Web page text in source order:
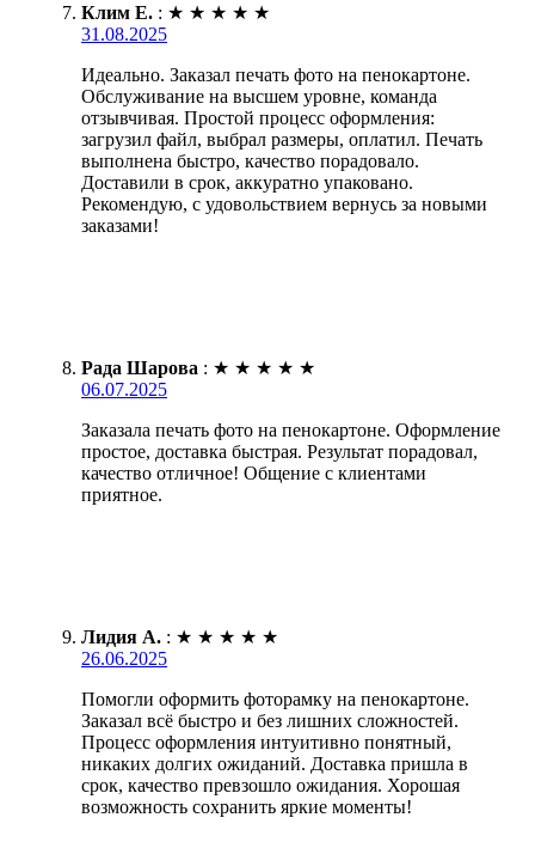
Клим Е. : ★ ★ ★ ★ ★
31.08.2025
Идеально. Заказал печать фото на пенокартоне.
Обслуживание на высшем уровне, команда
отзывчивая. Простой процесс оформления:
загрузил файл, выбрал размеры, оплатил. Печать
выполнена быстро, качество порадовало.
Доставили в срок, аккуратно упаковано.
Рекомендую, с удовольствием вернусь за новыми
заказами!
Рада Шарова : ★ ★ ★ ★ ★
06.07.2025
Заказала печать фото на пенокартоне. Оформление
простое, доставка быстрая. Результат порадовал,
качество отличное! Общение с клиентами
приятное.
Лидия А. : ★ ★ ★ ★ ★
26.06.2025
Помогли оформить фоторамку на пенокартоне.
Заказал всё быстро и без лишних сложностей.
Процесс оформления интуитивно понятный,
никаких долгих ожиданий. Доставка пришла в
срок, качество превзошло ожидания. Хорошая
возможность сохранить яркие моменты!